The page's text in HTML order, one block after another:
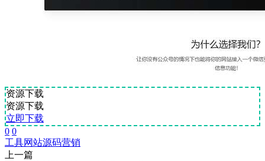
资源下载
资源下载
立即下载
0 0
工具网站源码营销
上一篇